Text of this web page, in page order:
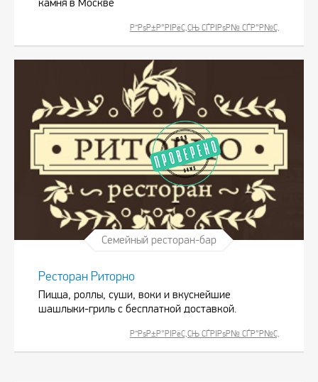
камня в Москве
Р”РѕР±Р°РІРёС‚СЊ СЃРІРѕР№ СЃР°Р№С‚
Семейный ресторан-бар
Ресторан Риторно
Пицца, роллы, суши, воки и вкуснейшие
шашлыки-гриль с бесплатной доставкой.
Р”РѕР±Р°РІРёС‚СЊ СЃРІРѕР№ СЃР°Р№С‚